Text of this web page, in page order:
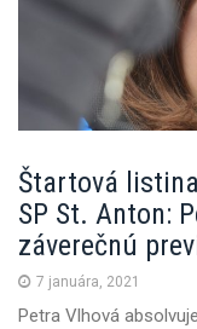
Štartová
SP St. Anton:
záverečnú
7 januára, 2021
Petra Vlhová